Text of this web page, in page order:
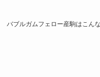
バブルガムフェロー産駒はこん